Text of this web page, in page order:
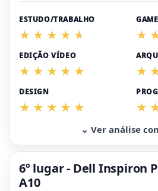
ESTUDO/TRABALHO
EDIÇÃO VÍDEO
DESIGN
⌄ Ver análise
6º lugar - Dell Inspiron
A10